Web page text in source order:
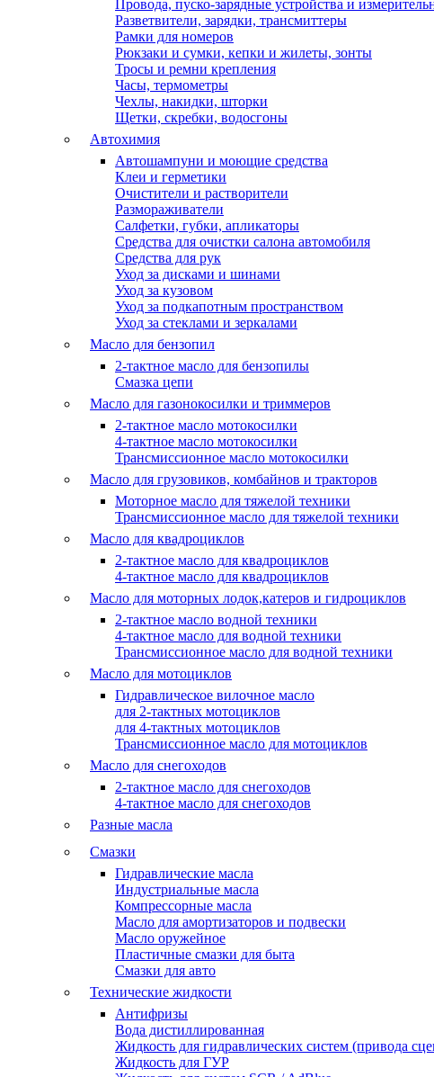
Провода, пуско-зарядные устройства и
Разветвители, зарядки, трансмиттеры
Рамки для номеров
Рюкзаки и сумки, кепки и жилеты, зонты
Тросы и ремни крепления
Часы, термометры
Чехлы, накидки, шторки
Щетки, скребки, водосгоны
Автохимия
Автошампуни и моющие средства
Клеи и герметики
Очистители и растворители
Размораживатели
Салфетки, губки, апликаторы
Средства для очистки салона автомобиля
Средства для рук
Уход за дисками и шинами
Уход за кузовом
Уход за подкапотным пространством
Уход за стеклами и зеркалами
Масло для бензопил
2-тактное масло для бензопилы
Cмазка цепи
Масло для газонокосилки и триммеров
2-тактное масло мотокосилки
4-тактное масло мотокосилки
Трансмиссионное масло мотокосилки
Масло для грузовиков, комбайнов и тракторов
Моторное масло для тяжелой техники
Трансмиссионное масло для тяжелой техники
Масло для квадроциклов
2-тактное масло для квадроциклов
4-тактное масло для квадроциклов
Масло для моторных лодок,катеров и гидроциклов
2-тактное масло водной техники
4-тактное масло для водной техники
Трансмиссионное масло для водной техники
Масло для мотоциклов
Гидравлическое вилочное масло
для 2-тактных мотоциклов
для 4-тактных мотоциклов
Трансмиссионное масло для мотоциклов
Масло для снегоходов
2-тактное масло для снегоходов
4-тактное масло для снегоходов
Разные масла
Смазки
Гидравлические масла
Индустриальные масла
Компрессорные масла
Масло для амортизаторов и подвески
Масло оружейное
Пластичные смазки для быта
Смазки для авто
Технические жидкости
Антифризы
Вода дистиллированная
Жидкость для гидравлических систем (привода
Жидкость для ГУР